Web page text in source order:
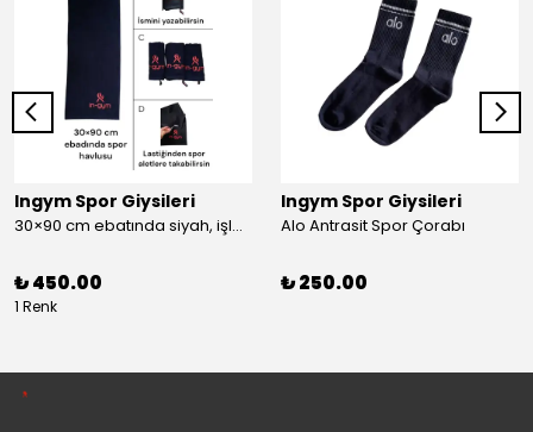
Ingym Spor Giysileri
30×90 cm ebatında siyah, işlemeli spor havlusu
₺ 450.00
1 Renk
Ingym Spor Giysileri
Alo Antrasit Spor Çorabı
₺ 250.00